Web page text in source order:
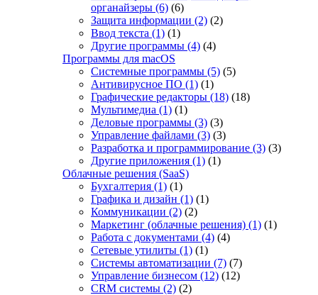
органайзеры (6) (6)
Защита информации (2) (2)
Ввод текста (1) (1)
Другие программы (4) (4)
Программы для macOS
Системные программы (5) (5)
Антивирусное ПО (1) (1)
Графические редакторы (18) (18)
Мультимедиа (1) (1)
Деловые программы (3) (3)
Управление файлами (3) (3)
Разработка и программирование (3) (3)
Другие приложения (1) (1)
Облачные решения (SaaS)
Бухгалтерия (1) (1)
Графика и дизайн (1) (1)
Коммуникации (2) (2)
Маркетинг (облачные решения) (1) (1)
Работа с документами (4) (4)
Сетевые утилиты (1) (1)
Системы автоматизации (7) (7)
Управление бизнесом (12) (12)
CRM системы (2) (2)